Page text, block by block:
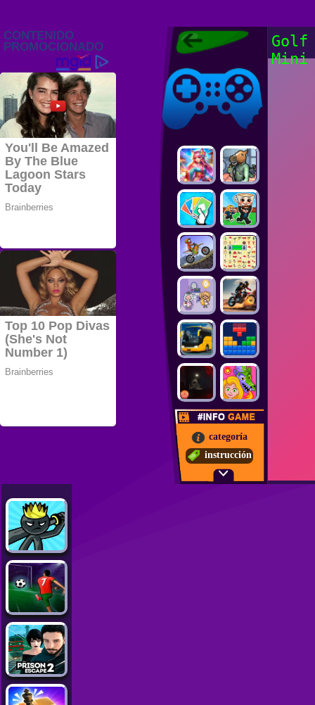
Juegos Friv
2022, Juegos
2022
Juegos Friv
categoría
instrucción
Golf
Mini